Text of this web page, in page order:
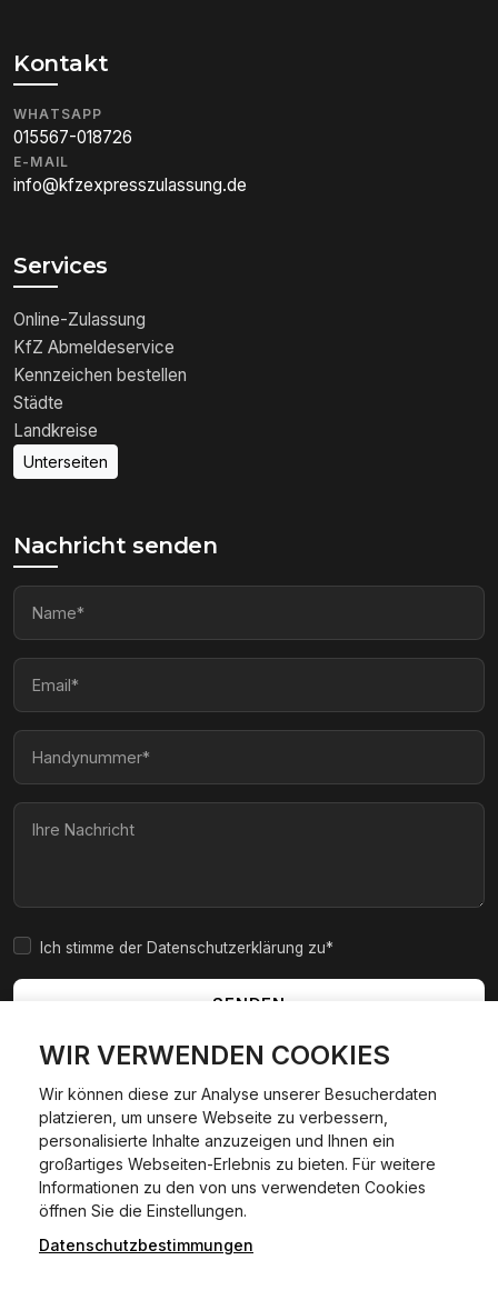
WIR VERWENDEN COOKIES
Wir können diese zur Analyse unserer Besucherdaten
platzieren, um unsere Webseite zu verbessern,
personalisierte Inhalte anzuzeigen und Ihnen ein
großartiges Webseiten-Erlebnis zu bieten. Für weitere
Informationen zu den von uns verwendeten Cookies
öffnen Sie die Einstellungen.
Datenschutzbestimmungen
Kontakt
WHATSAPP
015567-018726
E-MAIL
info@kfzexpresszulassung.de
Services
Online-Zulassung
KfZ Abmeldeservice
Kennzeichen bestellen
Städte
Landkreise
Unterseiten
Nachricht senden
Ich stimme der Datenschutzerklärung zu*
SENDEN
Widerrufsbelehrung AGB Impressum Datenschutzerklärung
Cookie Policy
©2026 Kfzexpresszulassung L&D GmbH. Alle Rechte